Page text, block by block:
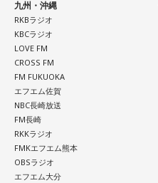
九州・沖縄
RKBラジオ
KBCラジオ
LOVE FM
CROSS FM
FM FUKUOKA
エフエム佐賀
NBC長崎放送
FM長崎
RKKラジオ
FMKエフエム熊本
OBSラジオ
エフエム大分